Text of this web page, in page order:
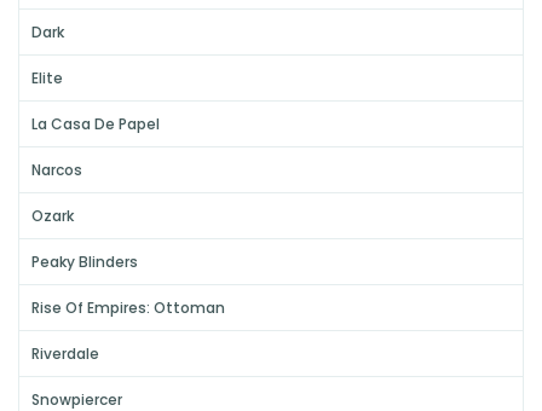
Dark
Elite
La Casa De Papel
Narcos
Ozark
Peaky Blinders
Rise Of Empires: Ottoman
Riverdale
Snowpiercer